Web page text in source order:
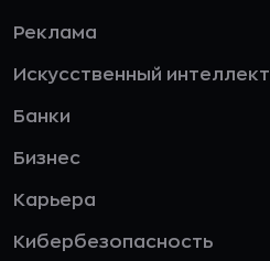
Реклама
Искусственный интеллект
Банки
Бизнес
Карьера
Кибербезопасность